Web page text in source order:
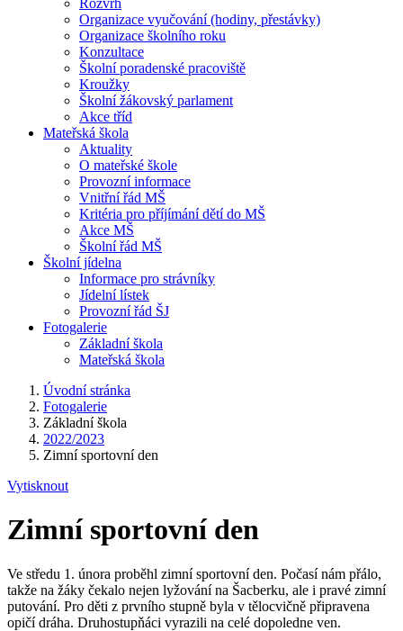
Organizace vyučování (hodiny, přestávky)
Organizace školního roku
Konzultace
Školní poradenské pracoviště
Kroužky
Školní žákovský parlament
Akce tříd
Mateřská škola
Aktuality
O mateřské škole
Provozní informace
Vnitřní řád MŠ
Kritéria pro příjímání dětí do MŠ
Akce MŠ
Školní řád MŠ
Školní jídelna
Informace pro strávníky
Jídelní lístek
Provozní řád ŠJ
Fotogalerie
Základní škola
Mateřská škola
Úvodní stránka
Fotogalerie
Základní škola
2022/2023
Zimní sportovní den
Vytisknout
Zimní sportovní den
Ve středu 1. února proběhl zimní sportovní den. Počasí nám přálo,
takže na žáky čekalo nejen lyžování na Šacberku, ale i pravé zimní
putování. Pro děti z prvního stupně byla v tělocvičně připravena
opičí dráha. Druhostupňáci vyrazili na celé dopoledne ven.